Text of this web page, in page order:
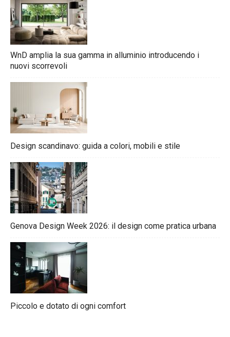
WnD amplia la sua gamma in alluminio introducendo i
nuovi scorrevoli
Design scandinavo: guida a colori, mobili e stile
Genova Design Week 2026: il design come pratica urbana
Piccolo e dotato di ogni comfort